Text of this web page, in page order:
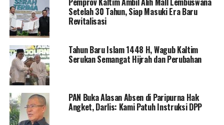
Setelah 30 Tahun, Siap Masuki Era Baru
Revitalisasi
Tahun Baru Islam 1448 H, Wagub Kaltim
Serukan Semangat Hijrah dan Perubahan
PAN Buka Alasan Absen di Paripurna Hak
Angket, Darlis: Kami Patuh Instruksi DPP